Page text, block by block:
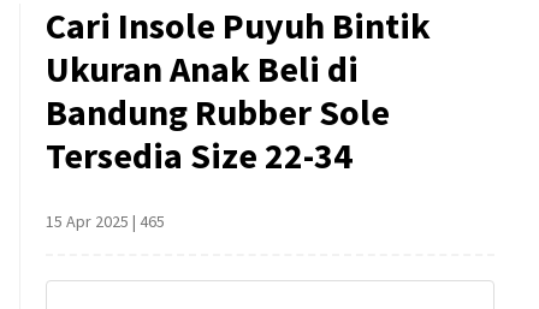
Cari Insole Puyuh Bintik
Ukuran Anak Beli di
Bandung Rubber Sole
Tersedia Size 22-34
15 Apr 2025 | 465